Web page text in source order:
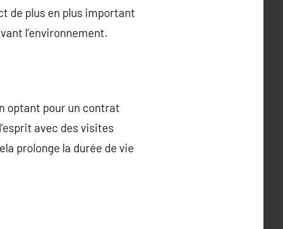
de plus en plus important
l’environnement.
optant pour un contrat
avec des visites
prolonge la durée de vie